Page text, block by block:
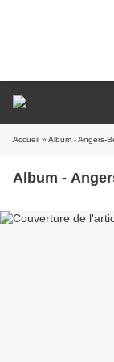
Accueil » Album - Angers-
Album -